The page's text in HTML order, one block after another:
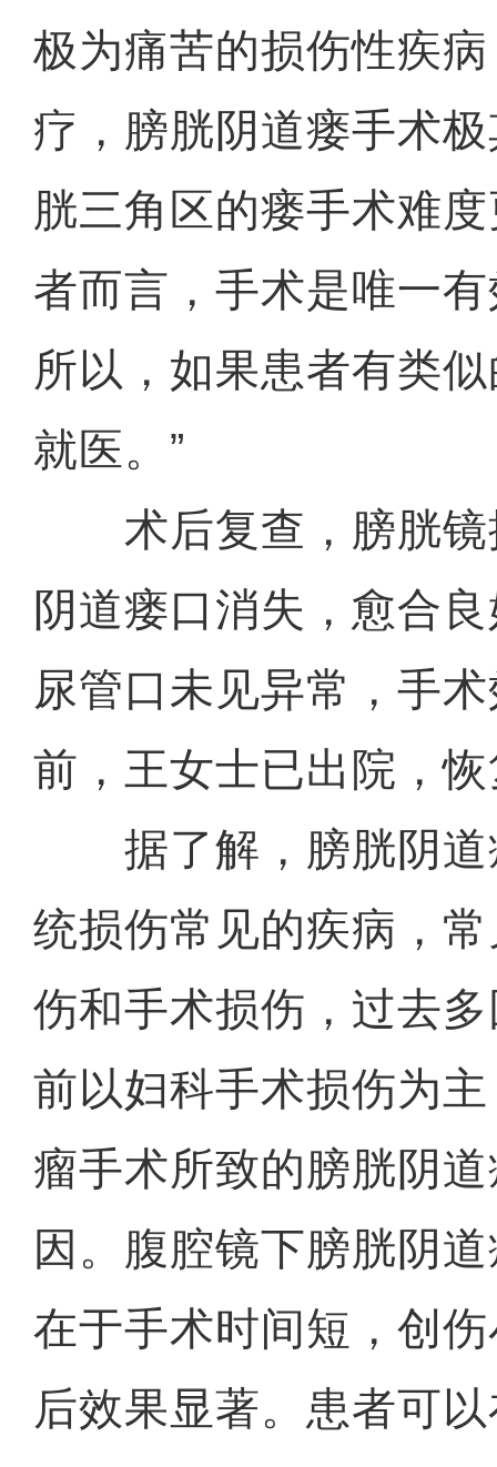
极为痛苦的损伤性疾
疗，膀胱阴道瘘手术
胱三角区的瘘手术难
者而言，手术是唯一
所以，如果患者有类
就医。”
术后复查，膀胱镜
阴道瘘口消失，愈合
尿管口未见异常，手
前，王女士已出院，
据了解，膀胱阴道
统损伤常见的疾病，
伤和手术损伤，过去
前以妇科手术损伤为
瘤手术所致的膀胱阴
因。腹腔镜下膀胱阴
在于手术时间短，创
后效果显著。患者可